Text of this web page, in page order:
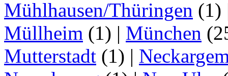
Mühlhausen/Thüringen (1)
Müllheim (1) | München
Mutterstadt (1) |